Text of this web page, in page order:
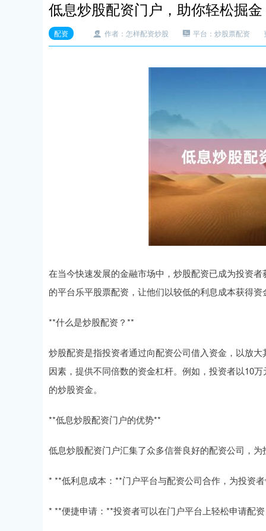
低息炒股配资门户，助你轻松掘金
配资 作者：怎样配资炒股 平台：炒股票配资
在当今快速发展的金融市场中，炒股配资已成为投资
的平台乐平股票配资，让他们以较低的利息成本获得
**什么是炒股配资？**
炒股配资是指投资者通过向配资公司借入资金，以放
因素，提供不同倍数的资金杠杆。例如，投资者以10
的炒股资金。
**低息炒股配资门户的优势**
低息炒股配资门户汇集了众多信誉良好的配资公司，
* **低利息成本：**门户平台与配资公司合作，为投资
* **便捷申请：**投资者可以在门户平台上轻松申请配